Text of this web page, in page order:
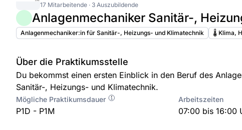
17 Mitarbeitende · 3 Auszubildende
Anlagenmechaniker Sanitär-,
Anlagenmechaniker:in für Sanitär-, Heizungs- und Klimatechnik 🌡️ Klima,
Über die Praktikumsstelle
Du bekommst einen ersten Einblick in den Beruf des
Sanitär-, Heizungs- und Klimatechnik.
Mögliche Praktikumsdauer
P1D - P1M
Arbeitszeiten
07:00 bis 16:00